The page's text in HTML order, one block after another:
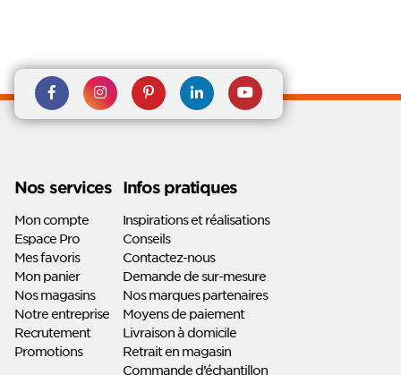
Rejoignez nous sur Facebook
Suivez-nous sur
Instagram
Suivez-nous sur
Pinterest
Suivez-
nous sur
Suivez-
nous sur
Nos services
Mon compte
Espace Pro
Mes favoris
Mon panier
Nos magasins
Notre entreprise
Recrutement
Promotions
Infos pratiques
Inspirations et réalisations
Conseils
Contactez-nous
Demande de sur-mesure
Nos marques partenaires
Moyens de paiement
Livraison à domicile
Retrait en magasin
Commande d’échantillon